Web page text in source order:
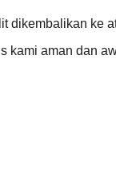
dikembalikan ke
aman dan